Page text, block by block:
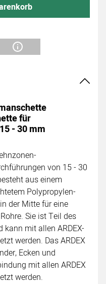
für
- 30 mm
von 15 - 30
aus einem
Polypropylen-
der Mitte für eine
Sie ist Teil des
kann mit allen ARDEX-
werden. Das ARDEX
Ecken und
mit allen ARDEX
werden.